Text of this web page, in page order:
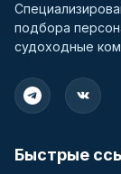
India
Bulgaria
Switzerland
подбора
судоходные
Быстрые